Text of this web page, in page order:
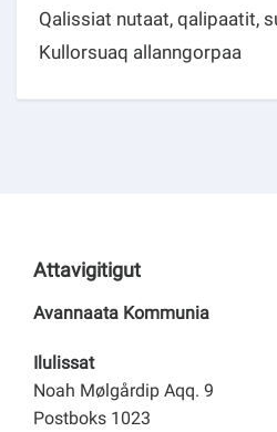
Qalissiat nutaat, qalipaatit,
Kullorsuaq allanngorpaa
Attavigitigut
Avannaata Kommunia
Ilulissat
Noah Mølgårdip Aqq. 9
Postboks 1023